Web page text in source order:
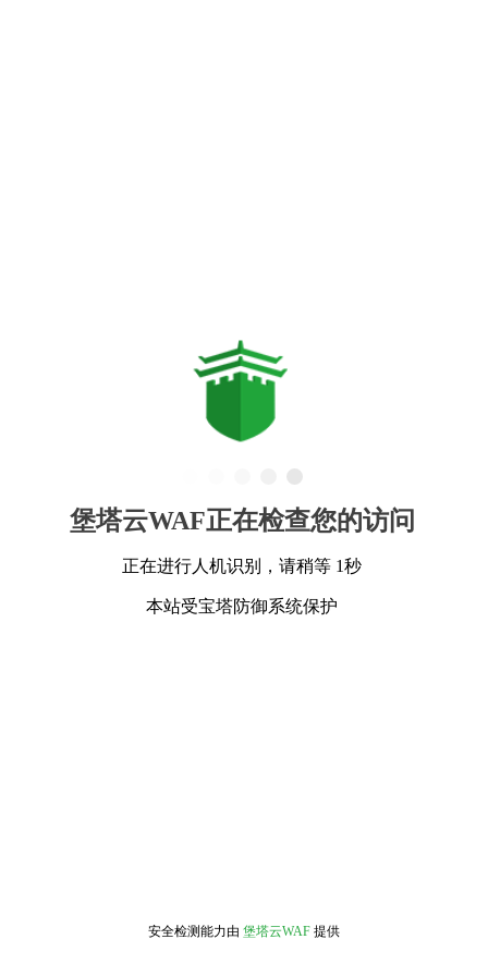
堡塔云WAF正在检查您的访问
正在进行人机识别，请稍等 1秒
本站受宝塔防御系统保护
安全检测能力由 堡塔云WAF 提供